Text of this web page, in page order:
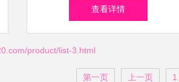
年金险全面下架，险企加速布
查看详情
product/list-3.html
第一页 上一页 1